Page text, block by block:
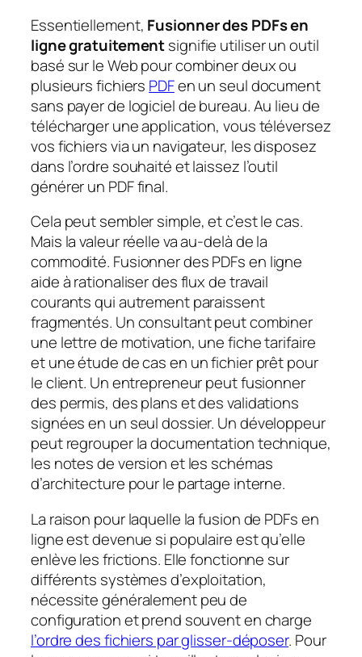
Essentiellement, Fusionner des PDFs en
ligne gratuitementsignifie utiliser un outil
basé sur le Web pour combiner deux ou
plusieurs fichiers PDFen un seul document
sans payer de logiciel de bureau. Au lieu de
télécharger une application, vous téléversez
vos fichiers via un navigateur, les disposez
dans l’ordre souhaité et laissez l’outil
générer un PDF final.
Cela peut sembler simple, et c’est le cas.
Mais la valeur réelle va au-delà de la
commodité. Fusionner des PDFs en ligne
aide à rationaliser des flux de travail
courants qui autrement paraissent
fragmentés. Un consultant peut combiner
une lettre de motivation, une fiche tarifaire
et une étude de cas en un fichier prêt pour
le client. Un entrepreneur peut fusionner
des permis, des plans et des validations
signées en un seul dossier. Un développeur
peut regrouper la documentation technique,
les notes de version et les schémas
d’architecture pour le partage interne.
La raison pour laquelle la fusion de PDFs en
ligne est devenue si populaire est qu’elle
enlève les frictions. Elle fonctionne sur
différents systèmes d’exploitation,
nécessite généralement peu de
configuration et prend souvent en charge
l’ordre des fichiers par glisser-déposer. Pour